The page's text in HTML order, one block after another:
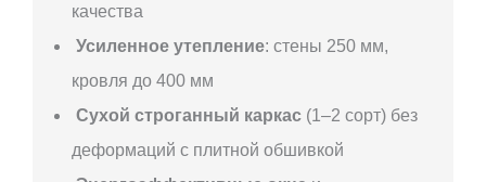
качества
Усиленное утепление: стены 250 мм,
кровля до 400 мм
Сухой строганный каркас (1–2 сорт) без
деформаций с плитной обшивкой